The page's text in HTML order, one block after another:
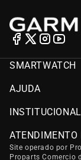
SMARTWATCH
SPORT FITNESS
ACESSÓRIOS
AJUDA
REVENDAS
MAPAS
GARMIN
INSTITUCIONAL
BLOG
POLITICA DE
ATENDIMENTO
CENTRAL DE
Site operado por
Proparts Comercio